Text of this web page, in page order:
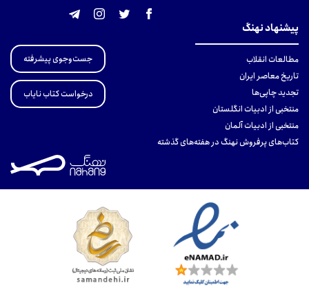
پیشنهاد نهنگ
مطالعات انقلاب
تاریخ معاصر ایران
تجدید چاپی‌ها
منتخبی از ادبیات انگلستان
منتخبی از ادبیات آلمان
کتاب‌های پرفروش نهنگ در هفته‌های گذشته
جست‌وجوی پیشرفته
درخواست کتاب نایاب